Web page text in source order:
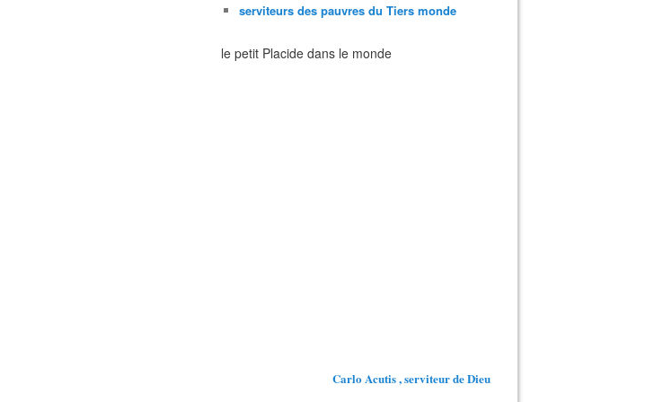
serviteurs des pauvres du Tiers monde
le petit Placide dans le monde
Carlo Acutis , serviteur de Dieu